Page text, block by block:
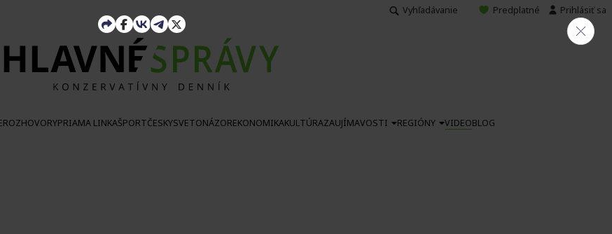
Vyhľadávanie Predplatné Prihlásiť sa
ROZHOVORYPRIAMA LINKAŠPORTČESKYSVETONÁZOREKONOMIKAKULTÚRAZAUJÍMAVOSTI REGIÓNY VIDEOBLOG